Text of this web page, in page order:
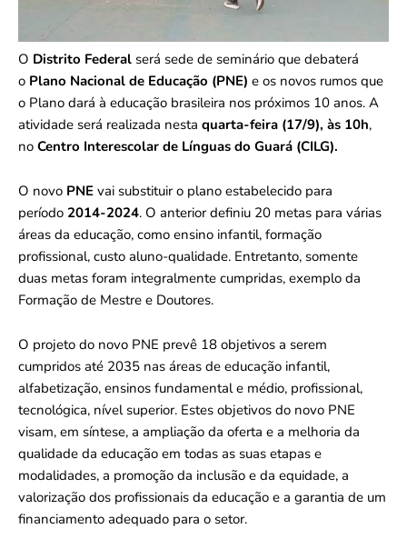
O Distrito Federal será sede de seminário que debaterá
o Plano Nacional de Educação (PNE) e os novos rumos que
o Plano dará à educação brasileira nos próximos 10 anos. A
atividade será realizada nesta quarta-feira (17/9), às 10h,
no Centro Interescolar de Línguas do Guará (CILG).
O novo PNE vai substituir o plano estabelecido para
período 2014-2024. O anterior definiu 20 metas para várias
áreas da educação, como ensino infantil, formação
profissional, custo aluno-qualidade. Entretanto, somente
duas metas foram integralmente cumpridas, exemplo da
Formação de Mestre e Doutores.
O projeto do novo PNE prevê 18 objetivos a serem
cumpridos até 2035 nas áreas de educação infantil,
alfabetização, ensinos fundamental e médio, profissional,
tecnológica, nível superior. Estes objetivos do novo PNE
visam, em síntese, a ampliação da oferta e a melhoria da
qualidade da educação em todas as suas etapas e
modalidades, a promoção da inclusão e da equidade, a
valorização dos profissionais da educação e a garantia de um
financiamento adequado para o setor.